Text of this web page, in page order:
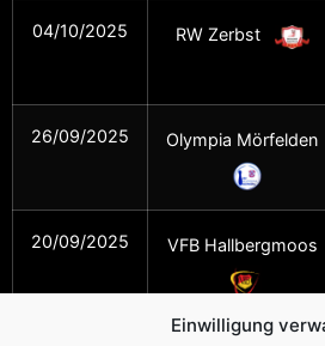
Einwilligung
04/10/2025 RW Zerbst
26/09/2025 Olympia Mörfelden
20/09/2025 VFB Hallbergmoos